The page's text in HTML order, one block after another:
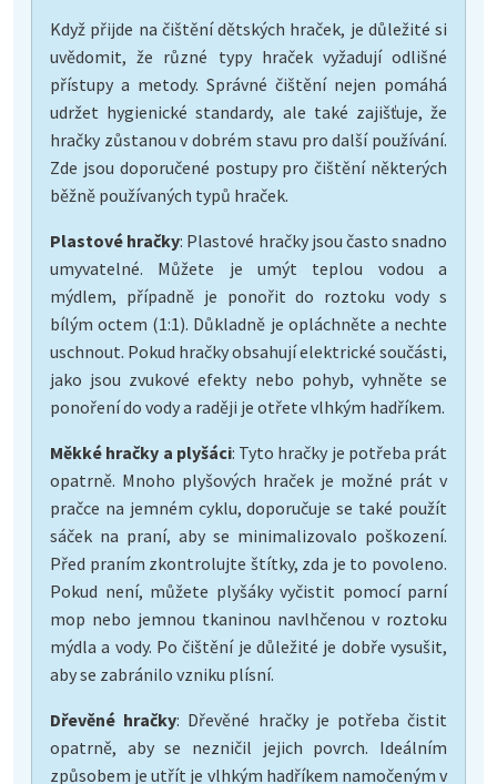
Když přijde na čištění dětských hraček, je důležité si
uvědomit, že různé typy hraček vyžadují odlišné
přístupy a metody. Správné čištění nejen pomáhá
udržet hygienické standardy, ale také zajišťuje, že
hračky zůstanou v dobrém stavu pro další používání.
Zde jsou doporučené postupy pro čištění některých
běžně používaných typů hraček.
Plastové hračky: Plastové hračky jsou často snadno
umyvatelné. Můžete je umýt teplou vodou a
mýdlem, případně je ponořit do roztoku vody s
bílým octem (1:1). Důkladně je opláchněte a nechte
uschnout. Pokud hračky obsahují elektrické součásti,
jako jsou zvukové efekty nebo pohyb, vyhněte se
ponoření do vody a raději je otřete vlhkým hadříkem.
Měkké hračky a plyšáci: Tyto hračky je potřeba prát
opatrně. Mnoho plyšových hraček je možné prát v
pračce na jemném cyklu, doporučuje se také použít
sáček na praní, aby se minimalizovalo poškození.
Před praním zkontrolujte štítky, zda je to povoleno.
Pokud není, můžete plyšáky vyčistit pomocí parní
mop nebo jemnou tkaninou navlhčenou v roztoku
mýdla a vody. Po čištění je důležité je dobře vysušit,
aby se zabránilo vzniku plísní.
Dřevěné hračky: Dřevěné hračky je potřeba čistit
opatrně, aby se nezničil jejich povrch. Ideálním
způsobem je utřít je vlhkým hadříkem namočeným v